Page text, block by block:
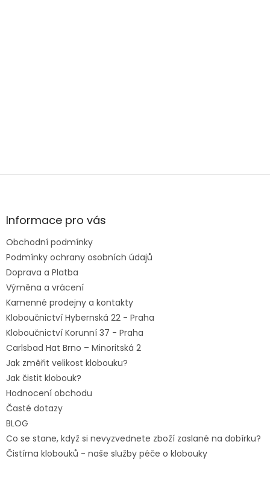
Z
aInformace pro vás
Obchodní podmínky
Podmínky ochrany osobních údajů
Doprava a Platba
Výměna a vrácení
Kamenné prodejny a kontakty
Kloboučnictví Hybernská 22 - Praha
Kloboučnictví Korunní 37 - Praha
Carlsbad Hat Brno – Minoritská 2
Jak změřit velikost klobouku?
Jak čistit klobouk?
Hodnocení obchodu
Časté dotazy
BLOG
Co se stane, když si nevyzvednete zboží zaslané na dobírku?
Čistírna klobouků - naše služby péče o klobouky